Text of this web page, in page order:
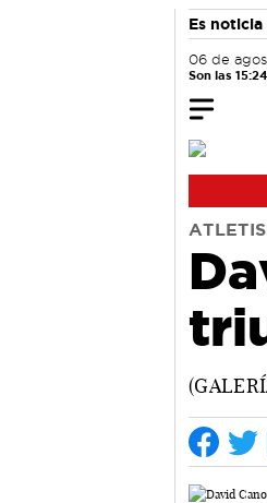
Es
06 de
Son las